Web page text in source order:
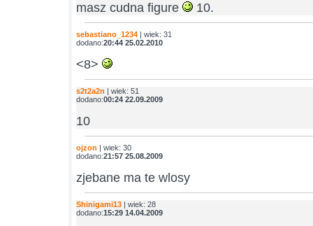
masz cudna figure 10.
sebastiano_1234 | wiek: 31
dodano:20:44 25.02.2010
<8>
s2t2a2n | wiek: 51
dodano:00:24 22.09.2009
10
ojzon | wiek: 30
dodano:21:57 25.08.2009
zjebane ma te wlosy
Shinigami13 | wiek: 28
dodano:15:29 14.04.2009